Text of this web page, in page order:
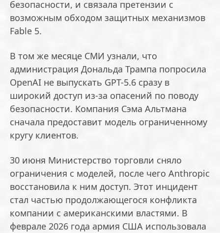
безопасности, и связала претензии с
возможным обходом защитных механизмов
Fable 5.
В том же месяце СМИ узнали, что
администрация Дональда Трампа попросила
OpenAI не выпускать GPT-5.6 сразу в
широкий доступ из-за опасений по поводу
безопасности. Компания Сэма Альтмана
сначала предоставит модель ограниченному
кругу клиентов.
30 июня Министерство торговли сняло
ограничения с моделей, после чего Anthropic
восстановила к ним доступ. Этот инцидент
стал частью продолжающегося конфликта
компании с американскими властями. В
феврале 2026 года армия США использовала